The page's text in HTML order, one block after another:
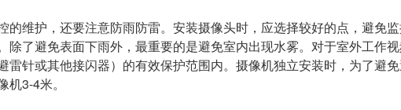
维护，还要注意防雨防雷。安装摄像头时，应选择较好的点，避免
除了避免表面下雨外，最重要的是避免室内出现水雾。对于室外工作
雷针或其他接闪器）的有效保护范围内。摄像机独立安装时，为了避
3-4米。